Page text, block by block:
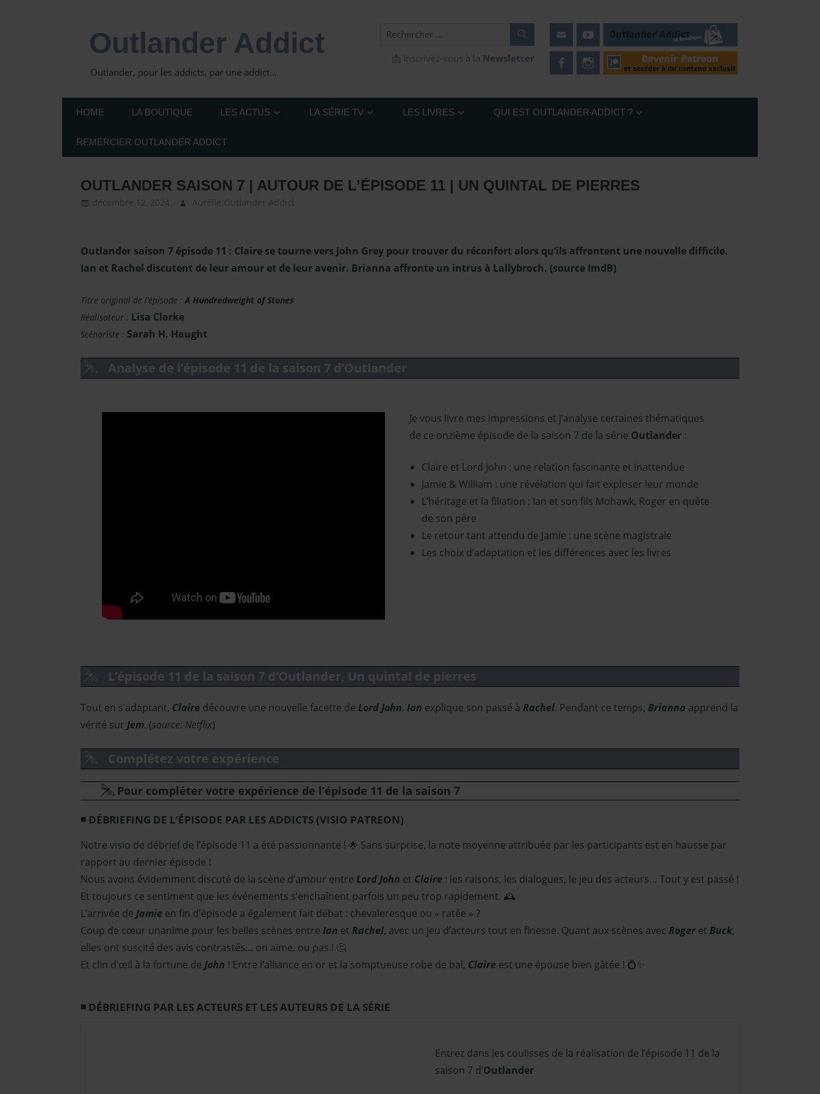
contentOutlander Addict
Outlander, pour les addicts, par une addict…
📩 Inscrivez-vous à la Newsletter
HOME LA BOUTIQUE LES ACTUS LA SÉRIE TV LES LIVRES QUI EST OUTLANDER ADDICT ?
REMERCIER OUTLANDER ADDICT
OUTLANDER SAISON 7 | AUTOUR DE L’ÉPISODE 11 | UN QUINTAL DE PIERRES
décembre 12, 2024 Aurélie Outlander Addict
Outlander saison 7 épisode 11 : Claire se tourne vers John Grey pour trouver du réconfort alors qu’ils affrontent une nouvelle difficile.
Ian et Rachel discutent de leur amour et de leur avenir. Brianna affronte un intrus à Lallybroch. (source ImdB)
Titre original de l’épisode :A Hundredweight of Stones
Réalisateur : Lisa Clarke
Scénariste : Sarah H. Haught
Analyse de l’épisode 11 de la saison 7 d’Outlander
Je vous livre mes impressions et j’analyse certaines thématiques
de ce onzième épisode de la saison 7 de la série Outlander :
Claire et Lord John : une relation fascinante et inattendue
Jamie & William : une révélation qui fait exploser leur monde
L’héritage et la filiation : Ian et son fils Mohawk, Roger en quête
de son père
Le retour tant attendu de Jamie : une scène magistrale
Les choix d’adaptation et les différences avec les livres
L’épisode 11 de la saison 7 d’Outlander, Un quintal de pierres
Tout en s’adaptant, Claire découvre une nouvelle facette de Lord John. Ian explique son passé à Rachel. Pendant ce temps, Brianna apprend la
vérité sur Jem. (source: Netflix)
Complétez votre expérience
Pour compléter votre expérience de l’épisode 11 de la saison 7
DÉBRIEFING DE L’ÉPISODE PAR LES ADDICTS (VISIO PATREON)
Notre visio de débrief de l’épisode 11 a été passionnante ! 🌟 Sans surprise, la note moyenne attribuée par les participants est en hausse par
rapport au dernier épisode !
Nous avons évidemment discuté de la scène d’amour entre Lord John et Claire : les raisons, les dialogues, le jeu des acteurs… Tout y est passé !
Et toujours ce sentiment que les événements s’enchaînent parfois un peu trop rapidement. 🕰️
L’arrivée de Jamie en fin d’épisode a également fait débat : chevaleresque ou « ratée » ?
Coup de cœur unanime pour les belles scènes entre Ian et Rachel, avec un jeu d’acteurs tout en finesse. Quant aux scènes avec Roger et Buck,
elles ont suscité des avis contrastés… on aime, ou pas ! 🤔
Et clin d’œil à la fortune de John ! Entre l’alliance en or et la somptueuse robe de bal, Claire est une épouse bien gâtée ! 💍✨
DÉBRIEFING PAR LES ACTEURS ET LES AUTEURS DE LA SÉRIE
Entrez dans les coulisses de la réalisation de l’épisode 11 de la
saison 7 d’Outlander